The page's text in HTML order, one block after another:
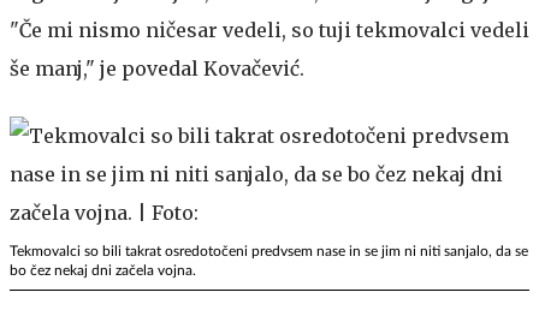
"Če mi nismo ničesar vedeli, so tuji tekmovalci vedeli
še manj," je povedal Kovačević.
Tekmovalci so bili takrat osredotočeni predvsem nase in se jim ni niti sanjalo, da se
bo čez nekaj dni začela vojna.